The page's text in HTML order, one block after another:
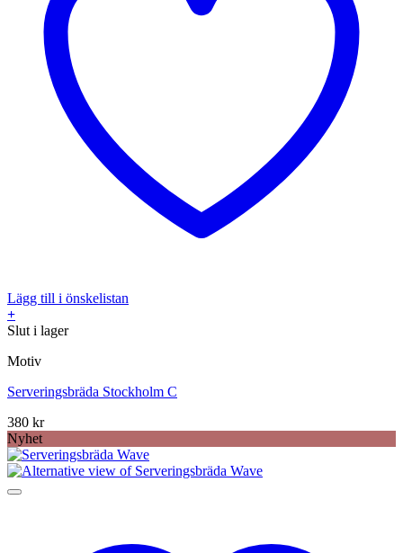
Lägg till i önskelistan
+
Slut i lager
Motiv
Serveringsbräda Stockholm C
380 kr
Nyhet